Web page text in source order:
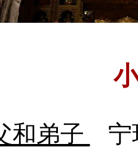
和弟子 宁